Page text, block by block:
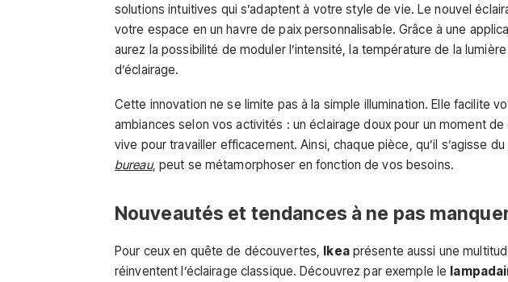
solutions intuitives qui s’adaptent à votre style de vie. Le nouvel
votre espace en un havre de paix personnalisable. Grâce à une
aurez la possibilité de moduler l’intensité, la température de la
d’éclairage.
Cette innovation ne se limite pas à la simple illumination. Elle facilite
ambiances selon vos activités : un éclairage doux pour un moment
vive pour travailler efficacement. Ainsi, chaque pièce, qu’il s’agisse du
bureau, peut se métamorphoser en fonction de vos besoins.
Nouveautés et tendances à ne pas
Pour ceux en quête de découvertes, Ikeaprésente aussi une
réinventent l’éclairage classique. Découvrez par exemple le